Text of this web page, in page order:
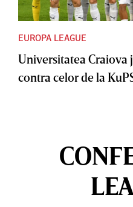
EUROPA LEAGUE
Universitatea Craiova
contra celor de la